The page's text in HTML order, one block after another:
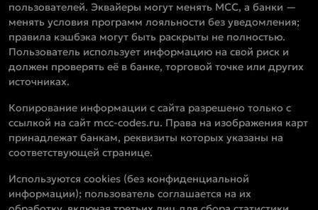
пользователей. Эквайеры могут менять MCC, а банки —
менять условия программ лояльности без уведомления;
правила кэшбэка могут быть раскрыты не полностью.
Пользователь использует информацию на свой риск и
должен проверять её в банке, торговой точке или других
источниках.
Копирование информации с сайта разрешено только с
ссылкой на сайт mcc-codes.ru. Права на изображения карт
принадлежат банкам, реквизиты которых указаны на
соответствующей странице.
Используются cookies (без конфиденциальной
информации); пользователь соглашается на их